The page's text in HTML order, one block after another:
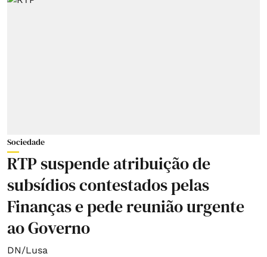
Sociedade
RTP suspende atribuição de
subsídios contestados pelas
Finanças e pede reunião urgente
ao Governo
DN/Lusa